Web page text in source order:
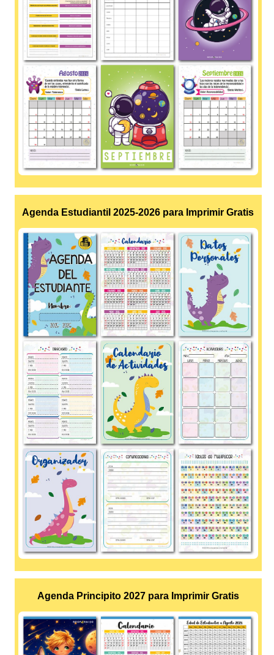
Agenda Estudiantil 2025-2026 para Imprimir Gratis
Agenda Principito 2027 para Imprimir Gratis